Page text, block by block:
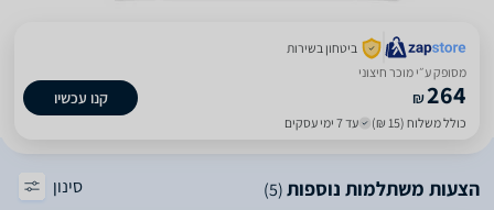
ביטחון בשירות
מסופק ע״י מוכר חיצוני
₪264
כולל משלוח (15 ₪) עד 7 ימי עסקים
קנו עכשיו
הצעות משתלמות נוספות(5) סינון